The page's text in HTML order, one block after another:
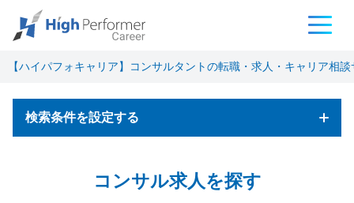
【ハイパフォキャリア】コンサルタントの転職・求人・キャリア相談
コンサル求人を探す
検索条件を設定する